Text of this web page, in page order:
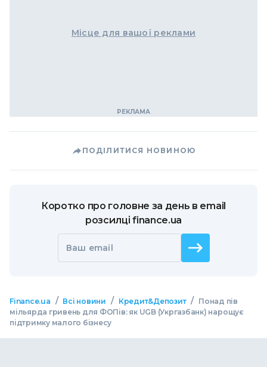
Місце для вашої реклами
ПОДІЛИТИСЯ НОВИНОЮ
Коротко про головне за день в email
розсилці finance.ua
Ваш email
Finance.ua / Всі новини / Кредит&Депозит / Понад пів
мільярда гривень для ФОПів: як UGB (Укргазбанк) нарощує
підтримку малого бізнесу